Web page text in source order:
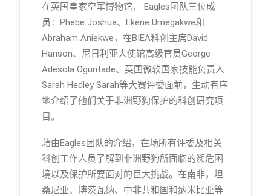
在英国皇家空军博物馆， Eagles团队三位成
员：Phebe Joshua、Ekene Umegakwe和
Abraham Aniekwe，在BIEA科创主席David
Hanson、尼日利亚大使馆高级官员George
Adesola Oguntade、英国微软国家技能负责人
Sarah Hedley Sarah等大赛评委面前，生动有序
地介绍了他们关于非洲野狗保护的科创研究项
目。
藉由Eagles团队的介绍，在场所有评委及相关
科创工作人员了解到非洲野狗所面临的濒危困
境以及保护所要面对的巨大挑战。在南非，坦
桑尼亚、博茨瓦纳、中非共和国和纳米比亚等